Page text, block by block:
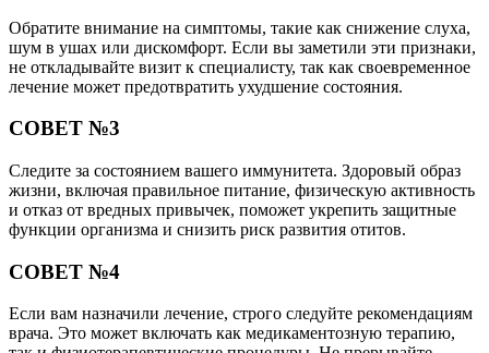
Обратите внимание на симптомы, такие как снижение слуха,
шум в ушах или дискомфорт. Если вы заметили эти признаки,
не откладывайте визит к специалисту, так как своевременное
лечение может предотвратить ухудшение состояния.
СОВЕТ №3
Следите за состоянием вашего иммунитета. Здоровый образ
жизни, включая правильное питание, физическую активность
и отказ от вредных привычек, поможет укрепить защитные
функции организма и снизить риск развития отитов.
СОВЕТ №4
Если вам назначили лечение, строго следуйте рекомендациям
врача. Это может включать как медикаментозную терапию,